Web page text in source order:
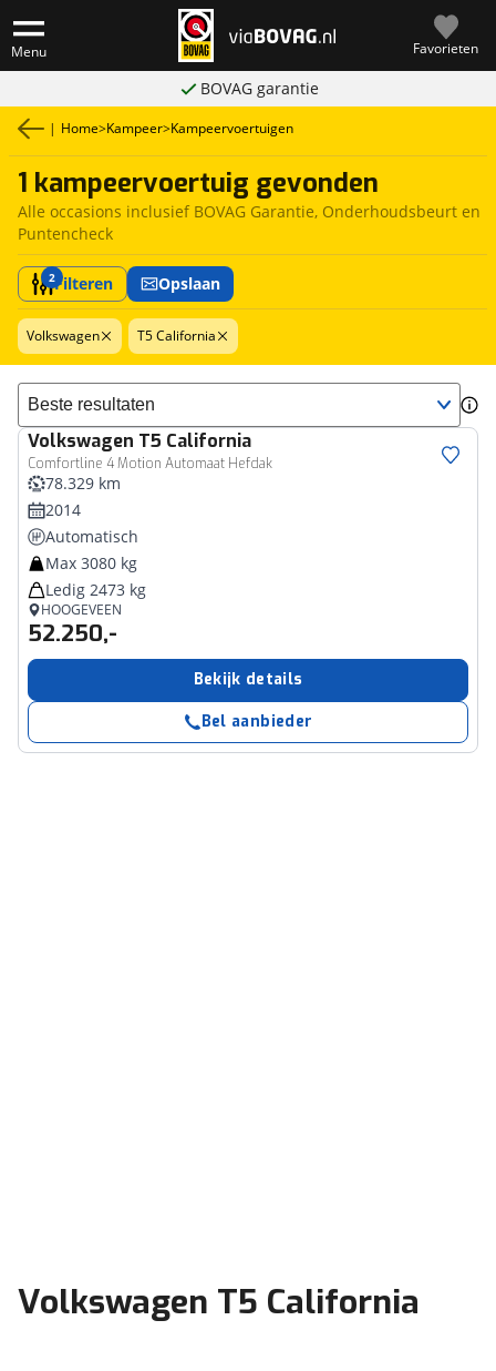
Menu Favorieten
BOVAG garantie
| Home>Kampeer>Kampeervoertuigen
1 kampeervoertuig gevonden
Alle occasions inclusief BOVAG Garantie, Onderhoudsbeurt en
Puntencheck
2Filteren Opslaan
Volkswagen T5 California
Sorteer resultaten
Volkswagen T5 California
Comfortline 4 Motion Automaat Hefdak
78.329 km
2014
Automatisch
Max 3080 kg
Ledig 2473 kg
HOOGEVEEN
52.250,-
Bekijk details
Bel aanbieder
Volkswagen T5 California